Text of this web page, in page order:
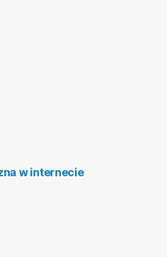
w internecie